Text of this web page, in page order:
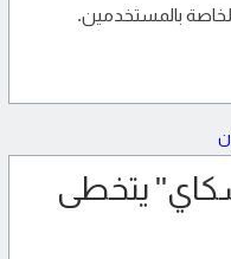
بالمستخدمين.
يتخطى